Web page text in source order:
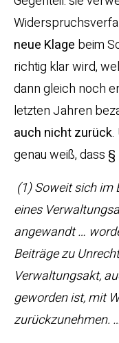
neue Klage beim
richtig klar wird,
dann gleich noch
letzten Jahren
auch nicht zurück.
genau weiß, dass §
(1) Soweit sich im
eines
angewandt …
Beiträge zu
Verwaltungsakt,
geworden ist, mit
zurückzunehmen.